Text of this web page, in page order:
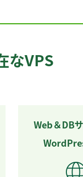
なVPS
Web＆DB